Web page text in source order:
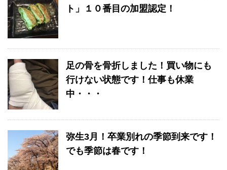
ト」１０番目の加盟認定！
足の骨を骨折しました！買い物にも
行けない状態です！仕事も休業
中・・・
弥生3月！卒業別れの季節到来です！
でも季節は春です！